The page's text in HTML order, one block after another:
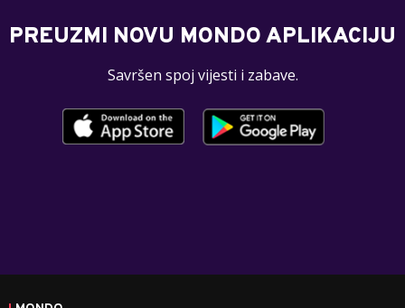
PREUZMI NOVU MONDO APLIKACIJU
Savršen spoj vijesti i zabave.